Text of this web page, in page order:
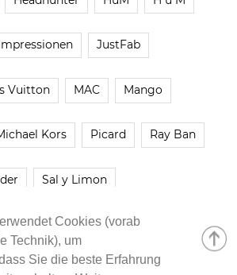
Cookies (vorab
Technik), um
Sie die beste Erfahrung
JustFab
Vuitton MAC Mango
Kors Picard Ray Ban
Sal y Limon
smash! Steve Madden
Zara